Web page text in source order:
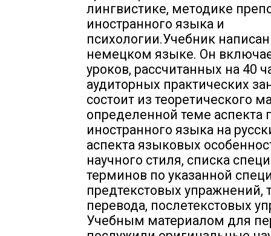
лингвистике, методике
иностранного языка и
психологии.Учебник
немецком языке. Он
уроков, рассчитанных на 40
аудиторных практических
состоит из теоретического
определенной теме аспекта
иностранного языка на
аспекта языковых
научного стиля, списка
терминов по указанной
предтекстовых упражнений,
перевода, послетекстовых
Учебным материалом для